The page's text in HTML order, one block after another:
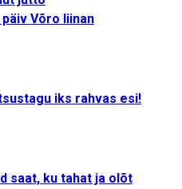
Võro liinan
iks rahvas esi!
saat, ku tahat ja olõt